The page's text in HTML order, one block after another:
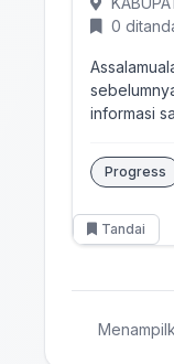
0
informasi
Progress
Tandai